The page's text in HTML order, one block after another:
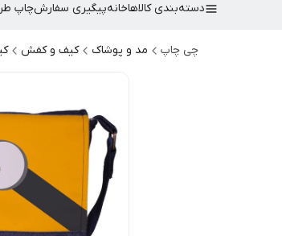
دسته‌بندی کالاهاخانهپیگیری سفارشچاپ
چی چاپ مد و پوشاک کیف و کفش